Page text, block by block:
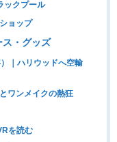
ックプール
ョップ
ス・グッズ
｜ハリウッドへ空輸
ワンメイクの熱狂
を読む